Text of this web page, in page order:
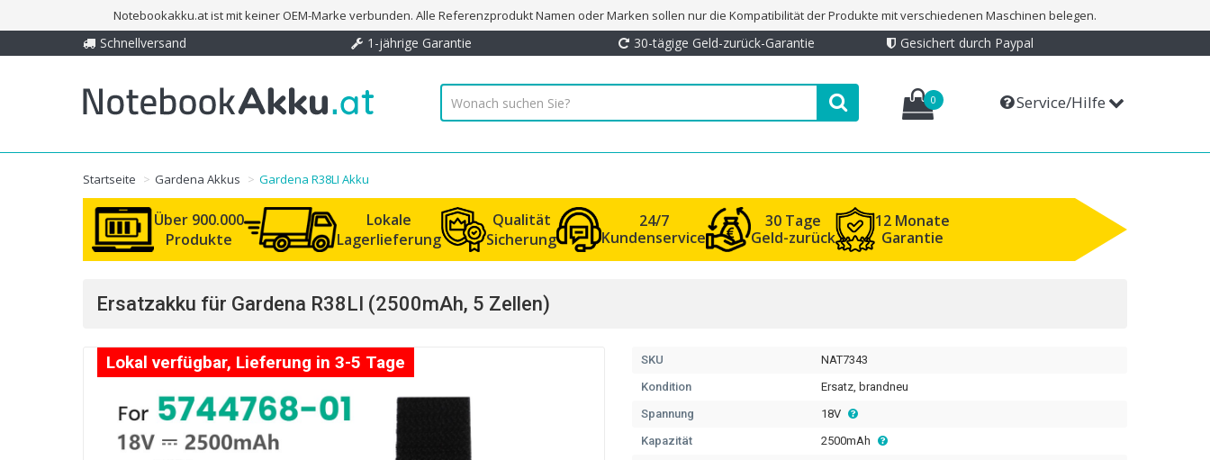
Notebookakku.at ist mit keiner OEM-Marke verbunden. Alle Referenzprodukt Namen oder Marken sollen nur die Kompatibilität der Produkte mit verschiedenen Maschinen belegen.
Schnellversand 1-jährige Garantie 30-tägige Geld-zurück-Garantie Gesichert durch Paypal
0 Service/Hilfe
Startseite Gardena Akkus Gardena R38LI Akku
Über 900.000
Produkte
Lokale
Lagerlieferung
Qualität
Sicherung
24/7
Kundenservice
30 Tage
Geld-zurück
12 Monate
Garantie
Ersatzakku für Gardena R38LI (2500mAh, 5 Zellen)
Lokal verfügbar, Lieferung in 3-5 Tage SKU
NAT7343
Kondition
Ersatz, brandneu
Spannung
18V
Kapazität
2500mAh